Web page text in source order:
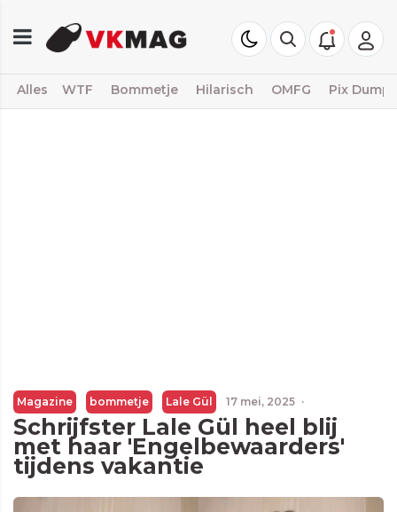
Alles WTF Bommetje Hilarisch OMFG Pix Dump
Magazine bommetje Lale Gül 17 mei, 2025 ·
Schrijfster Lale Gül heel blij
met haar 'Engelbewaarders'
tijdens vakantie